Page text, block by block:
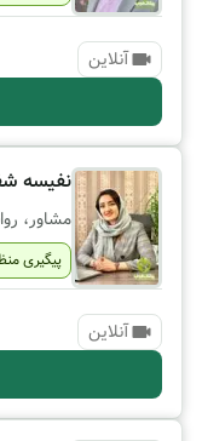
آنلاین
نفیسه
مشاور،
پیگیری
آنلاین